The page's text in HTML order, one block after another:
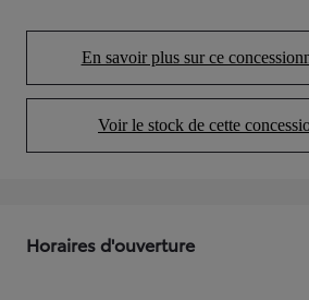
En savoir plus sur ce
(Opens in
Voir le stock de cette
(Opens in
Horaires d'ouverture